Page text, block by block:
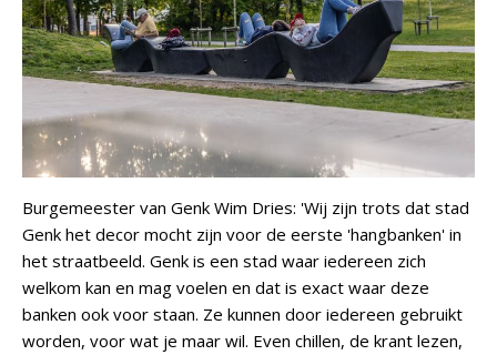
Burgemeester van Genk Wim Dries: 'Wij zijn trots dat stad
Genk het decor mocht zijn voor de eerste 'hangbanken' in
het straatbeeld. Genk is een stad waar iedereen zich
welkom kan en mag voelen en dat is exact waar deze
banken ook voor staan. Ze kunnen door iedereen gebruikt
worden, voor wat je maar wil. Even chillen, de krant lezen,